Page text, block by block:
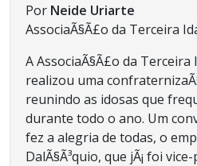
Por Neide Uriarte
AssociaÃ§Ã£o da Terceira
A AssociaÃ§Ã£o da Terceira
realizou uma
reunindo as idosas que
durante todo o ano. Um
fez a alegria de todas, o
DalÃ§Ã³quio, que jÃ¡ foi